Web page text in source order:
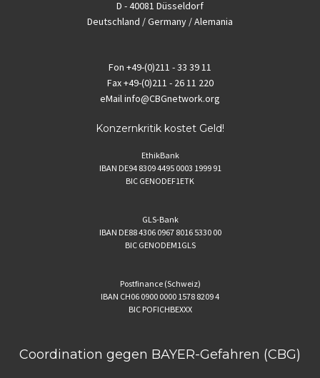
D - 40081 Düsseldorf
Deutschland / Germany / Alemania
Fon +49-(0)211 - 33 39 11
Fax+49-(0)211 - 26 11 220
eMailinfo@CBGnetwork.org
Konzernkritik kostet Geld!
EthikBank
IBAN DE94 8309 4495 0003 1999 91
BIC GENODEF1ETK
GLS-Bank
IBAN DE88 4306 0967 8016 5330 00
BIC GENODEM1GLS
Postfinance (Schweiz)
IBAN CH06 0900 0000 1578 8209 4
BIC POFICHBEXXX
Coordination gegen BAYER-Gefahren (CBG)